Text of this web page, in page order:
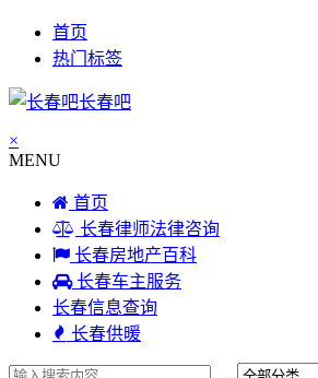
首页
热门标签
长春吧
×
MENU
首页
长春律师法律咨询
长春房地产百科
长春车主服务
长春信息查询
长春供暖